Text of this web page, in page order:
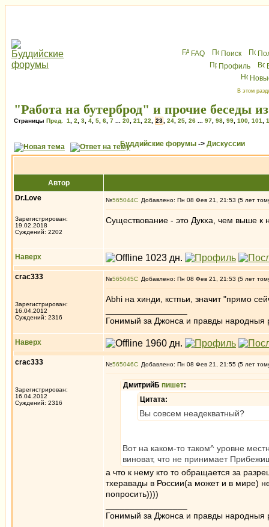
FAQ Поиск
Профиль
В этом
"Работа на бутерброд" и прочие беседы
Страницы Пред. 1 2 3 4 5 6 7 20 21 22 23 24 25 26 97 98 99 100 101
Буддийские форумы -> Дискуссии
Автор
Dr.Love
Зарегистрирован:
19.02.2018
Суждений: 2202
№565044 Добавлено: Пн 08 Фев 21, 21:53 (5 лет
Существование - это Дукха, чем выше к
Наверх
crac333
Зарегистрирован:
16.04.2012
Суждений: 2316
№565045 Добавлено: Пн 08 Фев 21, 21:53 (5 лет
Abhi на хинди, кстпьи, значит "прямо
Гонимый за Джонса и правды народныя
Наверх
crac333
Зарегистрирован:
16.04.2012
Суждений: 2316
№565046 Добавлено: Пн 08 Фев 21, 21:55 (5 лет
ДмитрийБ пишет:
Цитата:
Вы совсем неадекватный?
Вот на каком-то таком^ уровне
виноват, что не принимает
а что к нему кто то обращается за
тхеравады в России(а может и в мире)
попросить))))
Гонимый за Джонса и правды народныя